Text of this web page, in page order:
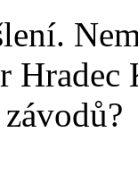
Hradec